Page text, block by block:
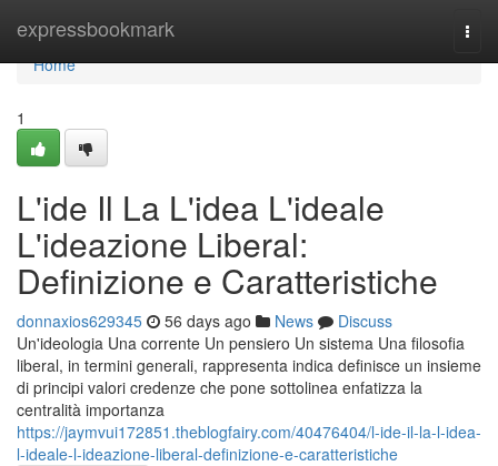
expressbookmark
Home
Home
1
L'ide Il La L'idea L'ideale
L'ideazione Liberal:
Definizione e Caratteristiche
donnaxios629345 56 days ago News
Discuss
Un'ideologia Una corrente Un pensiero Un sistema Una filosofia
liberal, in termini generali, rappresenta indica definisce un insieme
di principi valori credenze che pone sottolinea enfatizza la
centralità importanza
https://jaymvui172851.theblogfairy.com/40476404/l-ide-il-la-l-idea-
l-ideale-l-ideazione-liberal-definizione-e-caratteristiche